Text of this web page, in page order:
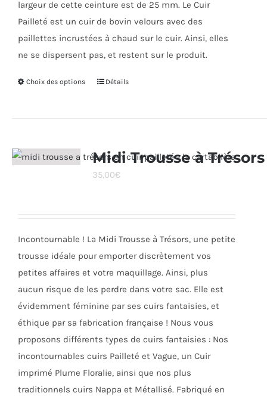
largeur de cette ceinture est de 25 mm. Le Cuir
Pailleté est un cuir de bovin velours avec des
paillettes incrustées à chaud sur le cuir. Ainsi, elles
ne se dispersent pas, et restent sur le produit.
Choix des options
Ce
variations.
Les
choisies
du
produit
Détails
Midi Trousse à Trésors
35,00€
Incontournable ! La Midi Trousse à Trésors, une petite
trousse idéale pour emporter discrètement vos
petites affaires et votre maquillage. Ainsi, plus
aucun risque de les perdre dans votre sac. Elle est
évidemment féminine par ses cuirs fantaisies, et
éthique par sa fabrication française ! Nous vous
proposons différents types de cuirs fantaisies : Nos
incontournables cuirs Pailleté et Vague, un Cuir
imprimé Plume Floralie, ainsi que nos plus
traditionnels cuirs Nappa et Métallisé. Fabriqué en